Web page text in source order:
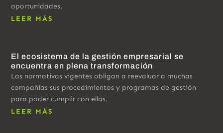
oportunidades.
LEER MÁS
El ecosistema de la gestión empresarial se
encuentra en plena transformación
Las normativas vigentes obligan a reevaluar a muchas
compañías sus procedimientos y programas de gestión
para poder cumplir con ellas.
LEER MÁS